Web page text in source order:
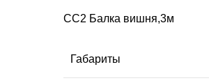
СС2 Балка вишня,3м
Габариты